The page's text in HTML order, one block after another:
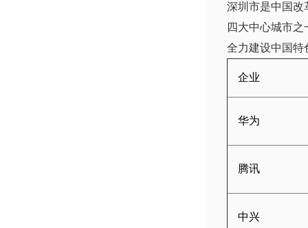
深圳市是中国改
四大中心城市
全力建设中国特
企业
华为
腾讯
中兴